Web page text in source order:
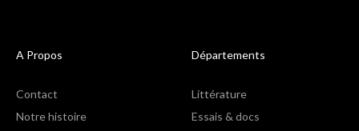
A Propos
Contact
Notre histoire
Départements
Littérature
Essais & docs